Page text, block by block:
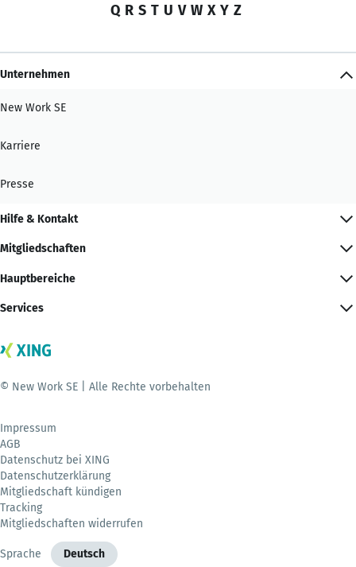
Q R S T U V W X Y Z
Unternehmen
New Work SE
Karriere
Presse
Hilfe & Kontakt
Mitgliedschaften
Hauptbereiche
Services
© New Work SE | Alle Rechte vorbehalten
Impressum
AGB
Datenschutz bei XING
Datenschutzerklärung
Mitgliedschaft kündigen
Tracking
Mitgliedschaften widerrufen
Sprache Deutsch